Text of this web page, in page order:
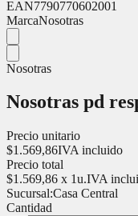
EAN7790770602001
MarcaNosotras
Nosotras
Nosotras pd
Precio unitario
$1.569,86IVA incluido
Precio total
$1.569,86 x 1u.IVA
Sucursal:Casa Central
Cantidad